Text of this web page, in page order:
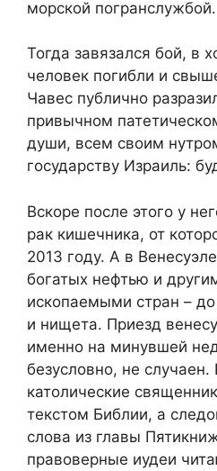
морской погранслужбой.
Тогда завязался бой, в
человек погибли и
Чавес публично
привычном
души, всем своим
государству Израиль:
Вскоре после этого у
рак кишечника, от
2013 году. А в
богатых нефтью и
ископаемыми стран –
и нищета. Приезд
именно на минувшей
безусловно, не случаен.
католические
текстом Библии, а
слова из главы
правоверные иудеи